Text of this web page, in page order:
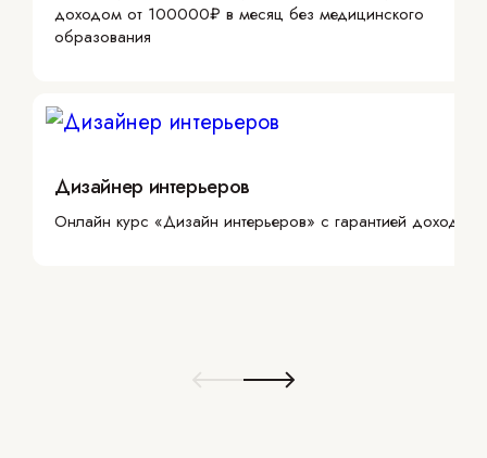
доходом от 100000₽ в месяц без медицинского
образования
Дизайнер интерьеров
Онлайн курс «Дизайн интерьеров» с гарантией дохода